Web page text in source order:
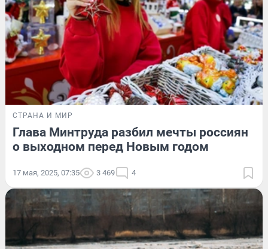
СТРАНА И МИР
Глава Минтруда разбил мечты россиян
о выходном перед Новым годом
17 мая, 2025, 07:35 3 469 4